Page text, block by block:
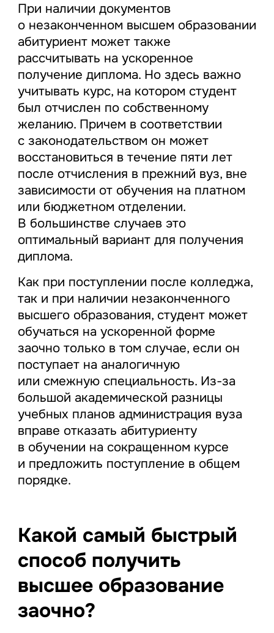
При наличии документов
о незаконченном высшем образовании
абитуриент может также
рассчитывать на ускоренное
получение диплома. Но здесь важно
учитывать курс, на котором студент
был отчислен по собственному
желанию. Причем в соответствии
с законодательством он может
восстановиться в течение пяти лет
после отчисления в прежний вуз, вне
зависимости от обучения на платном
или бюджетном отделении.
В большинстве случаев это
оптимальный вариант для получения
диплома.
Как при поступлении после колледжа,
так и при наличии незаконченного
высшего образования, студент может
обучаться на ускоренной форме
заочно только в том случае, если он
поступает на аналогичную
или смежную специальность. Из-за
большой академической разницы
учебных планов администрация вуза
вправе отказать абитуриенту
в обучении на сокращенном курсе
и предложить поступление в общем
порядке.
Какой самый быстрый
способ получить
высшее образование
заочно?